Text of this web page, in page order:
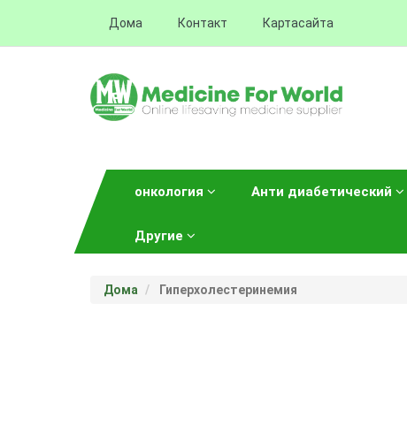
Дома Контакт Картасайта
онкология Анти диабетический
Другие
Дома Гиперхолестеринемия